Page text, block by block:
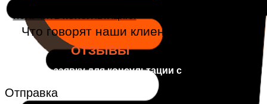
Отправка
ПОЛУЧИТЬ КОНСУЛЬТАЦИЮ!
Оставьте заявку для консультации с
Что говорят наши клиенты
ОТЗЫВЫ